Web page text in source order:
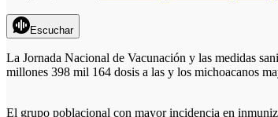
Escuchar
La Jornada Nacional de Vacunación y las medidas
millones 398 mil 164 dosis a las y los michoacanos
El grupo poblacional con mayor incidencia en